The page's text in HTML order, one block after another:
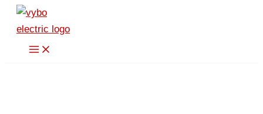
Skip
content